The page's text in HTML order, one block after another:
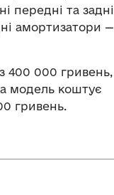
передні та задні
амортизатори —
400 000 гривень,
модель коштує
гривень.